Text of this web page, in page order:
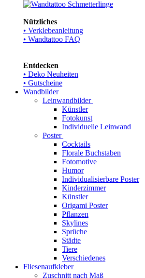
Nützliches
• Verklebeanleitung
• Wandtattoo FAQ
Entdecken
• Deko Neuheiten
• Gutscheine
Wandbilder
Leinwandbilder
Künstler
Fotokunst
Individuelle Leinwand
Poster
Cocktails
Florale Buchstaben
Fotomotive
Humor
Individualisierbare Poster
Kinderzimmer
Künstler
Origami Poster
Pflanzen
Skylines
Sprüche
Städte
Tiere
Verschiedenes
Fliesenaufkleber
Zuschnitt nach Maß